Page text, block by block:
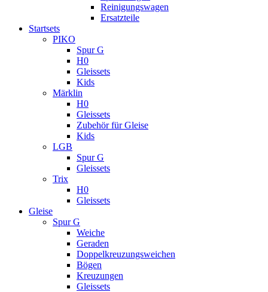
Reinigungswagen
Ersatzteile
Startsets
PIKO
Spur G
H0
Gleissets
Kids
Märklin
H0
Gleissets
Zubehör für Gleise
Kids
LGB
Spur G
Gleissets
Trix
H0
Gleissets
Gleise
Spur G
Weiche
Geraden
Doppelkreuzungsweichen
Bögen
Kreuzungen
Gleissets